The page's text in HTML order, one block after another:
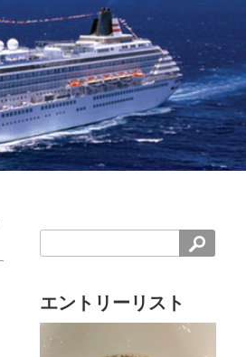
エントリーリスト